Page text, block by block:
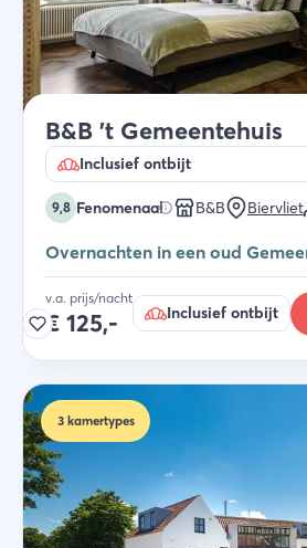
B&B 't Gemeentehuis
Inclusief ontbijt
9,8 Fenomenaal B&B Biervliet
Overnachten in een oud
v.a. prijs/nacht
€ 125,- Inclusief ontbijt
3 kamertypes